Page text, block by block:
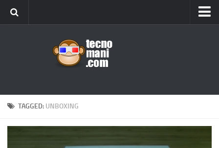
Windows
News
TAGGED: UNBOXING